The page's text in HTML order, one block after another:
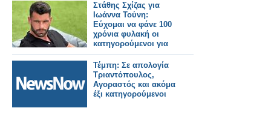
Στάθης Σχίζας για
Ιωάννα Τούνη:
Εύχομαι να φάνε 100
χρόνια φυλακή οι
κατηγορούμενοι για
το revenge porn
Τέμπη: Σε απολογία
Τριαντόπουλος,
Αγοραστός και ακόμα
έξι κατηγορούμενοι